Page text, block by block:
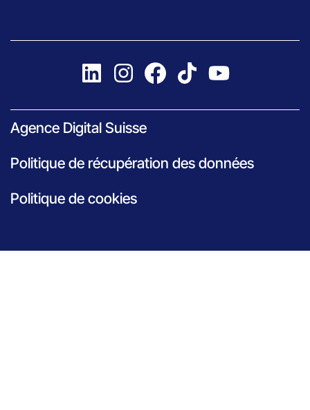
Agence Digital Suisse
Politique de récupération des données
Politique de cookies